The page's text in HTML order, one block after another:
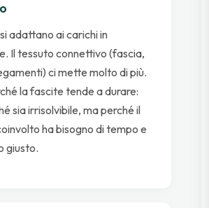
adattano ai carichi in
Il tessuto connettivo (fascia,
ci mette molto di più.
la fascite tende a durare:
sia irrisolvibile, ma perché il
ha bisogno di tempo e
giusto.